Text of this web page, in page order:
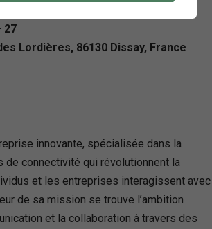
27
Lordières, 86130 Dissay, France
innovante, spécialisée dans la
de connectivité qui révolutionnent la
et les entreprises interagissent avec
de sa mission se trouve l’ambition
et la collaboration à travers des